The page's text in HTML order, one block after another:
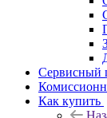
Сервисный
Как купить